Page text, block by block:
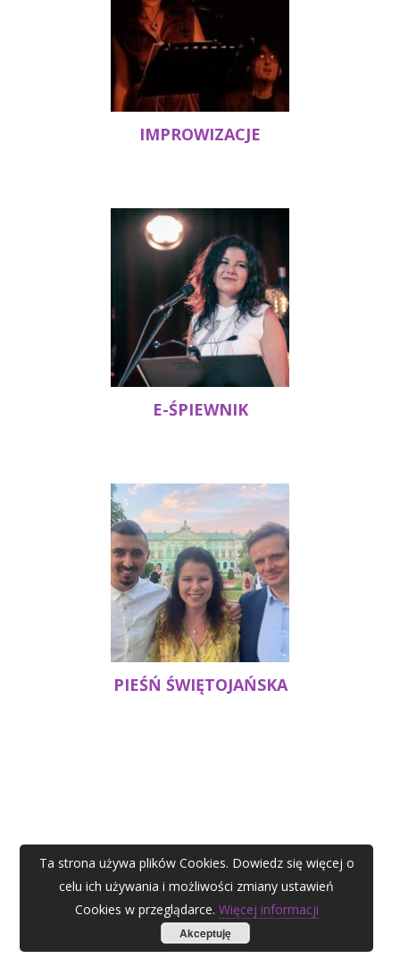
IMPROWIZACJE
E-ŚPIEWNIK
PIEŚŃ ŚWIĘTOJAŃSKA
Ta strona używa plików Cookies. Dowiedz się więcej o
celu ich używania i możliwości zmiany ustawień
Cookies w przeglądarce. Więcej informacji
Akceptuję